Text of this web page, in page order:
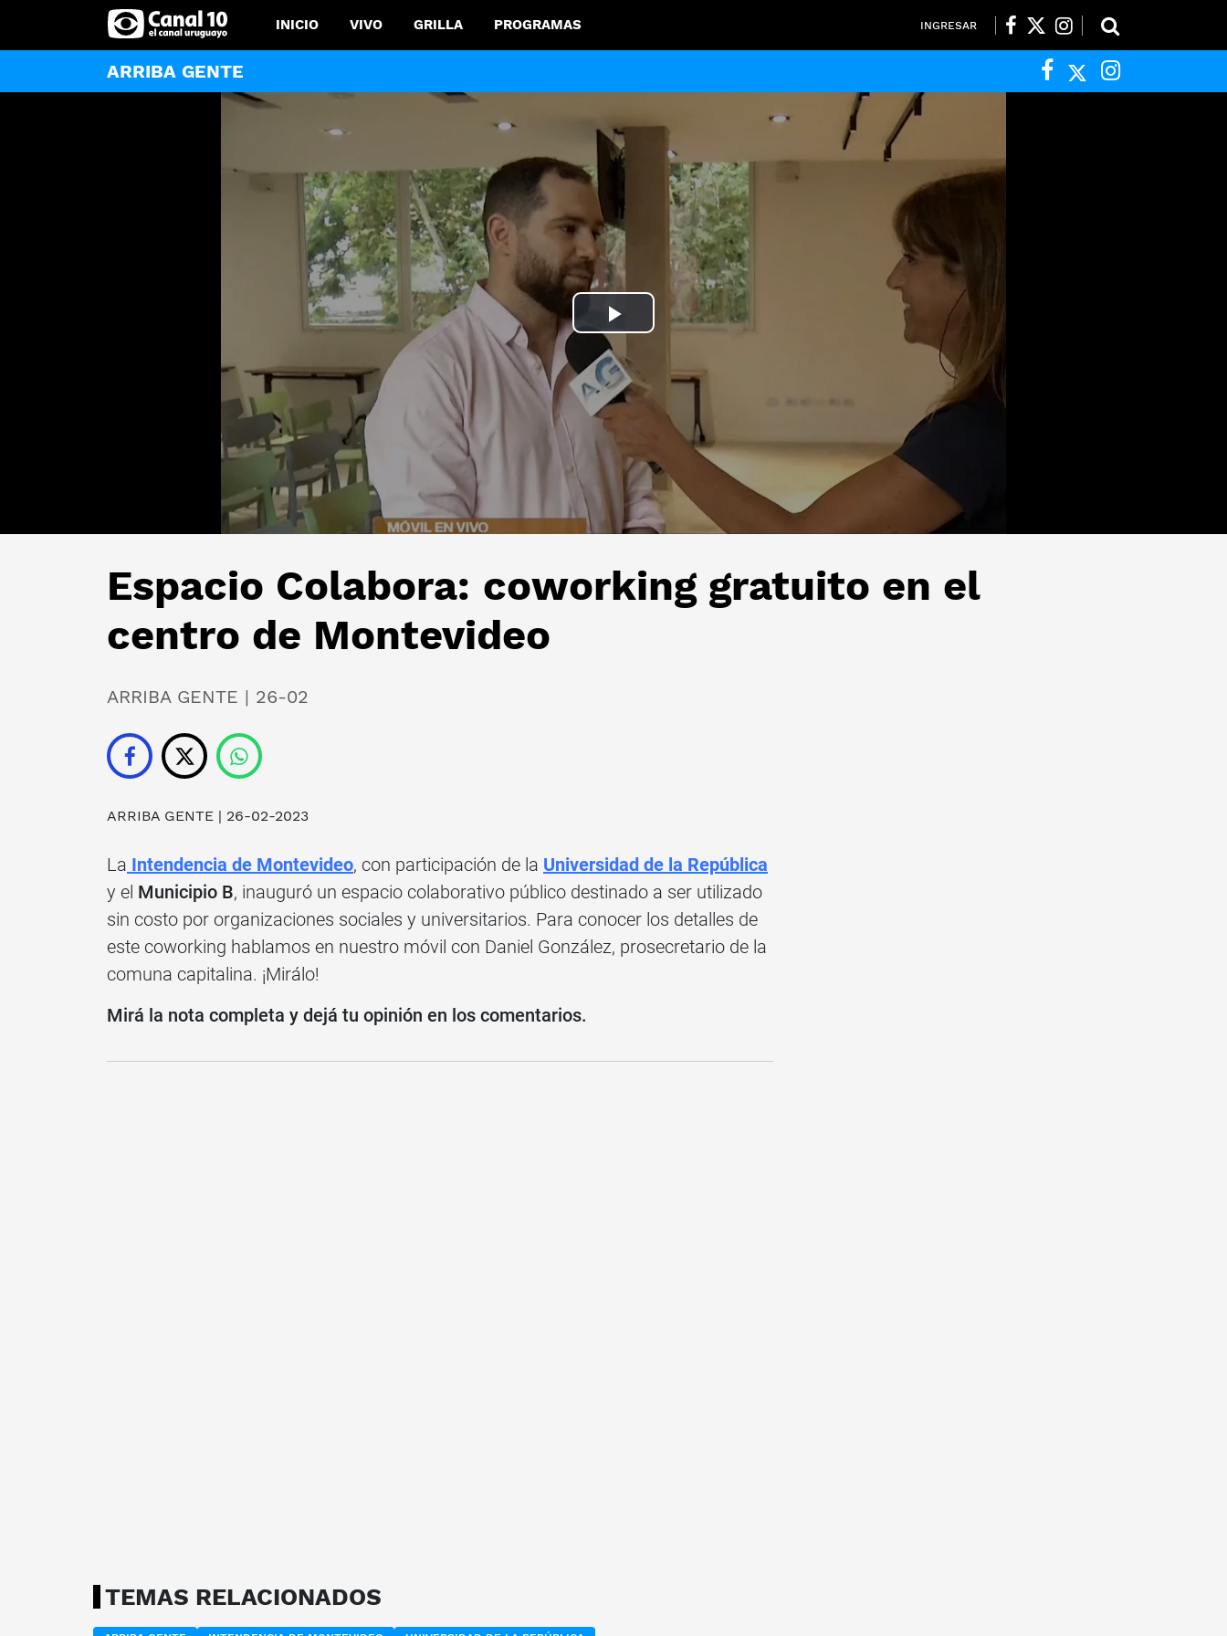
INICIO VIVO GRILLA PROGRAMAS INGRESAR
ARRIBA GENTE
Play
Video
Espacio Colabora: coworking gratuito en el
centro de Montevideo
ARRIBA GENTE | 26-02
ARRIBA GENTE | 26-02-2023
La Intendencia de Montevideo, con participación de la Universidad de la República
y el Municipio B, inauguró un espacio colaborativo público destinado a ser utilizado
sin costo por organizaciones sociales y universitarios. Para conocer los detalles de
este coworking hablamos en nuestro móvil con Daniel González, prosecretario de la
comuna capitalina. ¡Mirálo!
Mirá la nota completa y dejá tu opinión en los comentarios.
TEMAS RELACIONADOS